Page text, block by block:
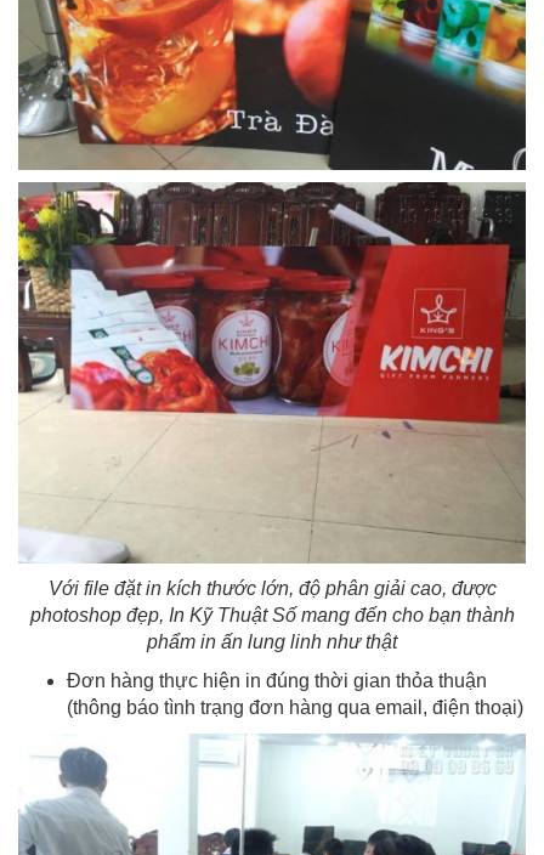
Với file đặt in kích thước lớn, độ phân giải cao, được
photoshop đẹp, In Kỹ Thuật Số mang đến cho bạn thành
phẩm in ấn lung linh như thật
Đơn hàng thực hiện in đúng thời gian thỏa thuận
(thông báo tình trạng đơn hàng qua email, điện thoại)